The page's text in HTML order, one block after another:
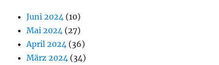
Juni 2024 (10)
Mai 2024 (27)
April 2024 (36)
März 2024 (34)